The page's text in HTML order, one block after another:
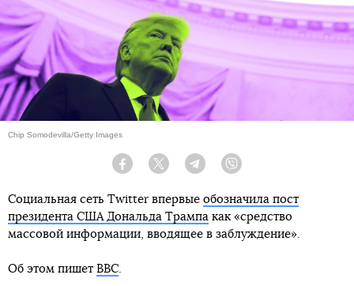
Chip Somodevilla/Getty Images
Facebook Twitter Telegram
Социальная сеть Twitter впервые обозначила пост
президента США Дональда Трампа как «средство
массовой информации, вводящее в заблуждение».
Об этом пишет BBC.